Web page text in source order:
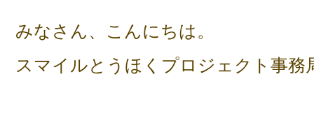
みなさん、こんにちは。
スマイルとうほくプロジェクト事務